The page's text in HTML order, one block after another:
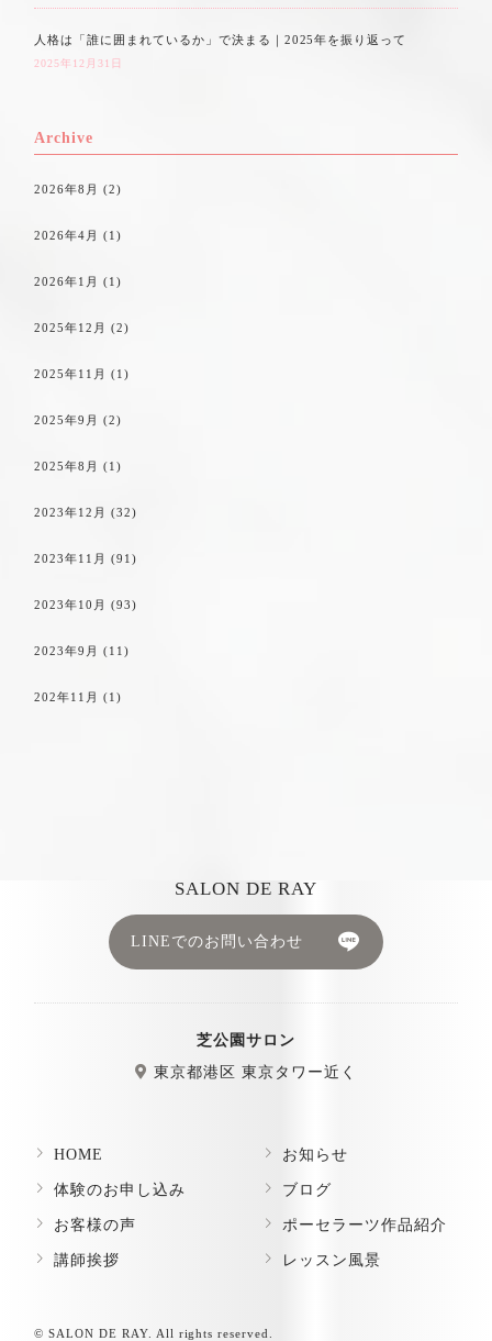
人格は「誰に囲まれているか」で決まる｜2025年を振り返って
2025年12月31日
Archive
2026年8月 (2)
2026年4月 (1)
2026年1月 (1)
2025年12月 (2)
2025年11月 (1)
2025年9月 (2)
2025年8月 (1)
2023年12月 (32)
2023年11月 (91)
2023年10月 (93)
2023年9月 (11)
202年11月 (1)
SALON DE RAY
LINEでのお問い合わせ
芝公園サロン
東京都港区 東京タワー近く
HOME
体験のお申し込み
お客様の声
講師挨拶
お知らせ
ブログ
ポーセラーツ作品紹介
レッスン風景
© SALON DE RAY. All rights reserved.